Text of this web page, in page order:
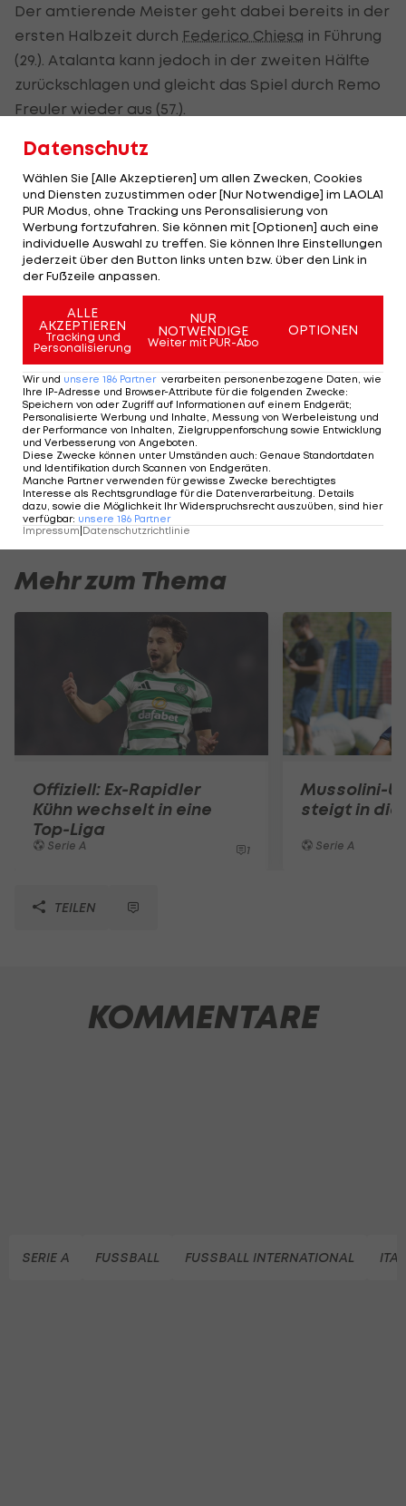
Der amtierende Meister geht dabei bereits in der
ersten Halbzeit durch Federico Chiesa in Führung
(29.). Atalanta kann jedoch in der zweiten Hälfte
zurückschlagen und gleicht das Spiel durch Remo
Freuler wieder aus (57.).
Dennoch bietet sich für Juventus nur kurze Zeit
später die große Chance auf den Sieg. Nach
einem Foul von Hans Hateboer bekommt die Alte
Dame einen Elfmeter zugesprochen. Superstar
Cristiano Ronaldotritt an, scheitert jedoch an
Pierluigi Gollini (61.).
Juventus verpasst es somit, wieder mit
Tabellenführer AC Mailand gleichzuziehen und
rangiert mit 24 Punkten auf Platz drei. Atalanta
steht mit 18 Zählern auf dem achten Rang.
Der legendäre Durchmarsch des FC
Wacker Tirol I #Zwarakonferenz History
Zwarakonferenz
Am Stammtisch
Christopher Knett
Stammtisch
Mehr zum Thema
Offiziell: Ex-Rapidler
Kühn wechselt in eine
Top-Liga
Serie A 1
Mussolini-
steigt in die
Serie A
TEILEN
KOMMENTARE
SERIE A FUSSBALL FUSSBALL INTERNATIONAL
Datenschutz
Wählen Sie [Alle Akzeptieren] um allen Zwecken, Cookies
und Diensten zuzustimmen oder [Nur Notwendige] im LAOLA1
PUR Modus, ohne Tracking uns Peronsalisierung von
Werbung fortzufahren. Sie können mit [Optionen] auch eine
individuelle Auswahl zu treffen. Sie können Ihre Einstellungen
jederzeit über den Button links unten bzw. über den Link in
der Fußzeile anpassen.
ALLE
AKZEPTIEREN
Tracking und
Personalisierung
NUR
NOTWENDIGE
Weiter mit PUR-Abo
OPTIONEN
Wir und unsere 186 Partner verarbeiten personenbezogene Daten, wie
Ihre IP-Adresse und Browser-Attribute für die folgenden Zwecke:
Speichern von oder Zugriff auf Informationen auf einem Endgerät;
Personalisierte Werbung und Inhalte, Messung von Werbeleistung und
der Performance von Inhalten, Zielgruppenforschung sowie Entwicklung
und Verbesserung von Angeboten
Diese Zwecke können unter Umständen auch: Genaue Standortdaten
und Identifikation durch Scannen von Endgeräten
Manche Partner verwenden für gewisse Zwecke berechtigtes
Interesse als Rechtsgrundlage für die Datenverarbeitung. Details
dazu, sowie die Möglichkeit Ihr Widerspruchsrecht auszuüben, sind hier
verfügbar: unsere 186 Partner
Impressum|Datenschutzrichtlinie